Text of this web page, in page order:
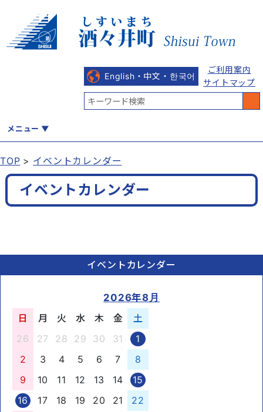
English・中文・한국어
ご利用案内
サイトマップ
メニュー
教育・文化 産業・しごと
TOP イベントカレンダー
イベントカレンダー
イベントカレンダー
2026年8月
日
月 火 水 木 金
土
26
27 28 29 30 31
1
2
3 4 5 6 7
8
9
10 11 12 13 14
15
16
17 18 19 20 21
22